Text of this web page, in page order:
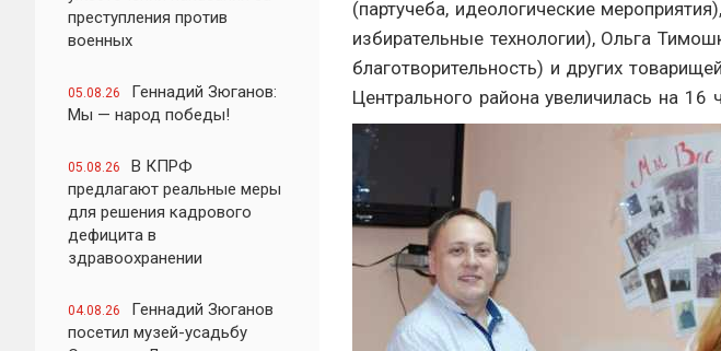
преступления против
военных
05.08.26
Геннадий Зюганов:
Мы — народ победы!
05.08.26
В КПРФ
предлагают реальные меры
для решения кадрового
дефицита в
здравоохранении
04.08.26
Геннадий Зюганов
посетил музей-усадьбу
(партучеба, идеологические
избирательные технологии), Ольга
благотворительность) и других
Центрального района увеличилась на 16